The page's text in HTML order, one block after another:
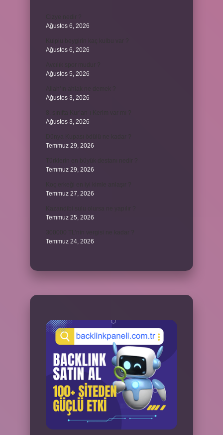
Ağustos 6, 2026
Ağustos 6, 2026
Ağustos 5, 2026
Ağustos 3, 2026
Ağustos 3, 2026
Temmuz 29, 2026
Temmuz 29, 2026
Temmuz 27, 2026
Temmuz 25, 2026
Temmuz 24, 2026